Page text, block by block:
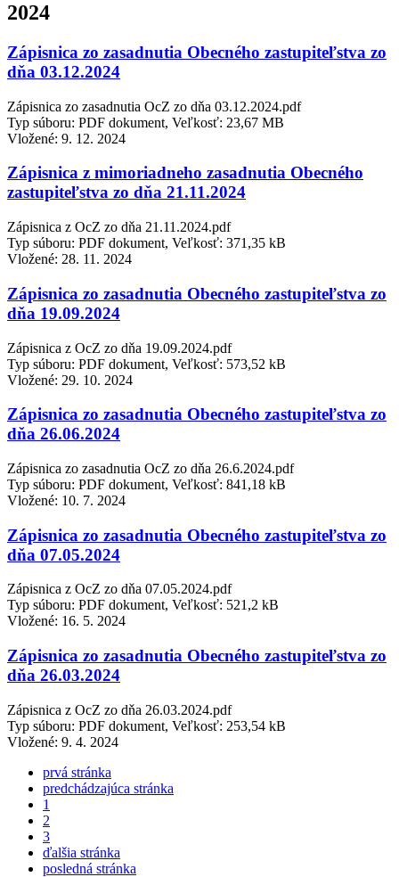
2024
Zápisnica zo zasadnutia Obecného zastupiteľstva zo
dňa 03.12.2024
Zápisnica zo zasadnutia OcZ zo dňa 03.12.2024.pdf
Typ súboru: PDF dokument, Veľkosť: 23,67 MB
Vložené: 9. 12. 2024
Zápisnica z mimoriadneho zasadnutia Obecného
zastupiteľstva zo dňa 21.11.2024
Zápisnica z OcZ zo dňa 21.11.2024.pdf
Typ súboru: PDF dokument, Veľkosť: 371,35 kB
Vložené: 28. 11. 2024
Zápisnica zo zasadnutia Obecného zastupiteľstva zo
dňa 19.09.2024
Zápisnica z OcZ zo dňa 19.09.2024.pdf
Typ súboru: PDF dokument, Veľkosť: 573,52 kB
Vložené: 29. 10. 2024
Zápisnica zo zasadnutia Obecného zastupiteľstva zo
dňa 26.06.2024
Zápisnica zo zasadnutia OcZ zo dňa 26.6.2024.pdf
Typ súboru: PDF dokument, Veľkosť: 841,18 kB
Vložené: 10. 7. 2024
Zápisnica zo zasadnutia Obecného zastupiteľstva zo
dňa 07.05.2024
Zápisnica z OcZ zo dňa 07.05.2024.pdf
Typ súboru: PDF dokument, Veľkosť: 521,2 kB
Vložené: 16. 5. 2024
Zápisnica zo zasadnutia Obecného zastupiteľstva zo
dňa 26.03.2024
Zápisnica z OcZ zo dňa 26.03.2024.pdf
Typ súboru: PDF dokument, Veľkosť: 253,54 kB
Vložené: 9. 4. 2024
prvá stránka
predchádzajúca stránka
1
2
3
ďalšia stránka
posledná stránka